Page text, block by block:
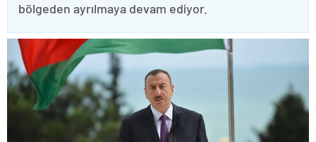
bölgeden ayrılmaya devam ediyor.